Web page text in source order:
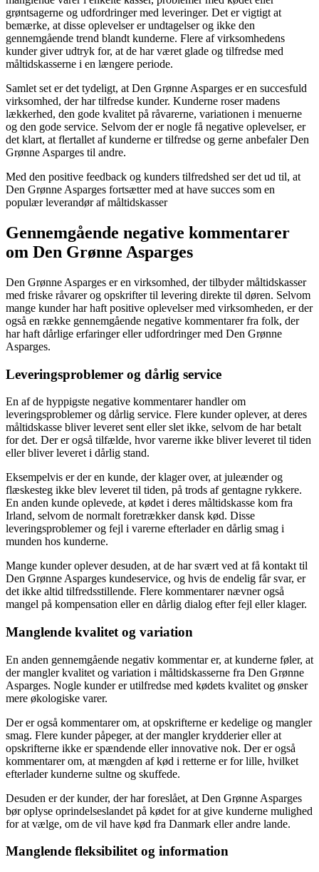
grøntsagerne og udfordringer med leveringer. Det er vigtigt at
bemærke, at disse oplevelser er undtagelser og ikke den
gennemgående trend blandt kunderne. Flere af virksomhedens
kunder giver udtryk for, at de har været glade og tilfredse med
måltidskasserne i en længere periode.
Samlet set er det tydeligt, at Den Grønne Asparges er en succesfuld
virksomhed, der har tilfredse kunder. Kunderne roser madens
lækkerhed, den gode kvalitet på råvarerne, variationen i menuerne
og den gode service. Selvom der er nogle få negative oplevelser, er
det klart, at flertallet af kunderne er tilfredse og gerne anbefaler Den
Grønne Asparges til andre.
Med den positive feedback og kunders tilfredshed ser det ud til, at
Den Grønne Asparges fortsætter med at have succes som en
populær leverandør af måltidskasser
Gennemgående negative kommentarer
om Den Grønne Asparges
Den Grønne Asparges er en virksomhed, der tilbyder måltidskasser
med friske råvarer og opskrifter til levering direkte til døren. Selvom
mange kunder har haft positive oplevelser med virksomheden, er der
også en række gennemgående negative kommentarer fra folk, der
har haft dårlige erfaringer eller udfordringer med Den Grønne
Asparges.
Leveringsproblemer og dårlig service
En af de hyppigste negative kommentarer handler om
leveringsproblemer og dårlig service. Flere kunder oplever, at deres
måltidskasse bliver leveret sent eller slet ikke, selvom de har betalt
for det. Der er også tilfælde, hvor varerne ikke bliver leveret til tiden
eller bliver leveret i dårlig stand.
Eksempelvis er der en kunde, der klager over, at juleænder og
flæskesteg ikke blev leveret til tiden, på trods af gentagne rykkere.
En anden kunde oplevede, at kødet i deres måltidskasse kom fra
Irland, selvom de normalt foretrækker dansk kød. Disse
leveringsproblemer og fejl i varerne efterlader en dårlig smag i
munden hos kunderne.
Mange kunder oplever desuden, at de har svært ved at få kontakt til
Den Grønne Asparges kundeservice, og hvis de endelig får svar, er
det ikke altid tilfredsstillende. Flere kommentarer nævner også
mangel på kompensation eller en dårlig dialog efter fejl eller klager.
Manglende kvalitet og variation
En anden gennemgående negativ kommentar er, at kunderne føler, at
der mangler kvalitet og variation i måltidskasserne fra Den Grønne
Asparges. Nogle kunder er utilfredse med kødets kvalitet og ønsker
mere økologiske varer.
Der er også kommentarer om, at opskrifterne er kedelige og mangler
smag. Flere kunder påpeger, at der mangler krydderier eller at
opskrifterne ikke er spændende eller innovative nok. Der er også
kommentarer om, at mængden af kød i retterne er for lille, hvilket
efterlader kunderne sultne og skuffede.
Desuden er der kunder, der har foreslået, at Den Grønne Asparges
bør oplyse oprindelseslandet på kødet for at give kunderne mulighed
for at vælge, om de vil have kød fra Danmark eller andre lande.
Manglende fleksibilitet og information